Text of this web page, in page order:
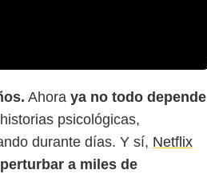
Ahora ya no todo depende
psicológicas,
durante días. Y sí, Netflix
a miles de